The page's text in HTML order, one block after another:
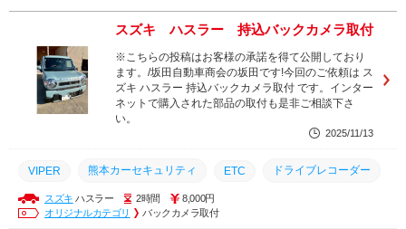
スズキ ハスラー 持込バックカメラ取付
※こちらの投稿はお客様の承諾を得て公開しており
ます。/坂田自動車商会の坂田です!今回のご依頼は ス
ズキ ハスラー 持込バックカメラ取付 です。インター
ネットで購入された部品の取付も是非ご相談下さ
い。
2025/11/13
VIPER 熊本カーセキュリティ ETC ドライブレコーダー
ドラレコ スピーカー 持込
スズキ ハスラー 2時間
8,000円
オリジナルカテゴリ
バックカメラ取付